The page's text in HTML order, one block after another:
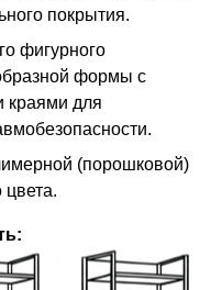
покрытия.
фигурного
формы с
краями для
(порошковой)
цвета.